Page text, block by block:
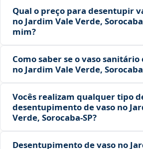
Qual o preço para desentupir
no Jardim Vale Verde,
mim?
Como saber se o vaso
no Jardim Vale Verde,
Vocês realizam qualquer tipo
desentupimento de vaso no
Verde, Sorocaba‑SP?
Desentupimento de vaso no